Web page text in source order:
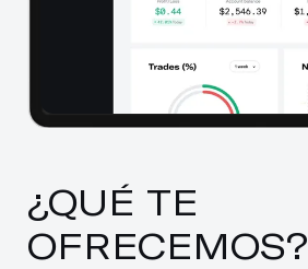
¿QUÉ TE
OFRECEMOS?